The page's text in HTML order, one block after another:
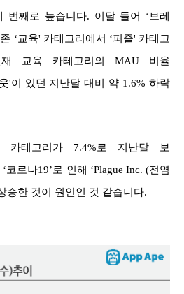
번째로 높습니다. 이달 들어 ‘브레
‘교육' 카테고리에서 ‘퍼즐' 카테고
재 교육 카테고리의 MAU 비율
'이 있던 지난달 대비 약 1.6% 하락
카테고리가 7.4%로 지난달 보
코로나19’로 인해 ‘Plague Inc. (전염
승한 것이 원인인 것 같습니다.